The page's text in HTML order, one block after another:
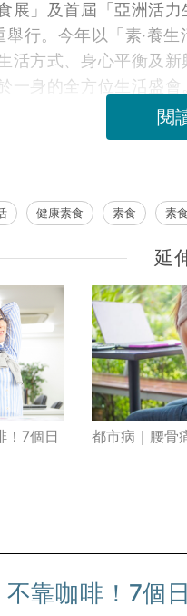
展」及首屆「亞洲活
行。今年以「素‧養
活方式、身心平衡及
一身的全方位生活盛會
閱
健康素食 素食 素
延
！7個日
都市病｜腰骨
靠咖啡！7個